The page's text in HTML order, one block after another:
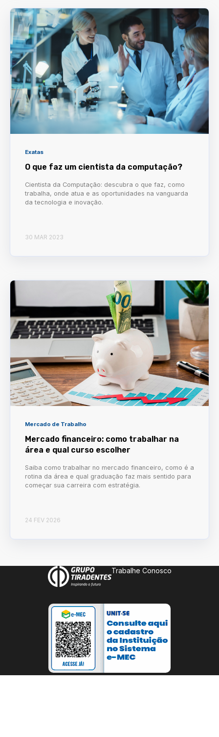
Exatas
O que faz um cientista da computação?
Cientista da Computação: descubra o que faz, como
trabalha, onde atua e as oportunidades na vanguarda
da tecnologia e inovação.
30 MAR 2023
Mercado de Trabalho
Mercado financeiro: como trabalhar na
área e qual curso escolher
Saiba como trabalhar no mercado financeiro, como é a
rotina da área e qual graduação faz mais sentido para
começar sua carreira com estratégia.
24 FEV 2026
Trabalhe Conosco